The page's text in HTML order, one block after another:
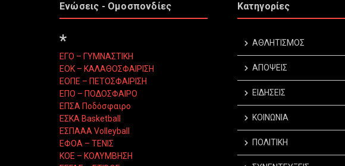
Ενώσεις - Ομοσπονδίες
*
ΕΓΟ – ΓΥΜΝΑΣΤΙΚΗ
ΕΟΚ – ΚΑΛΑΘΟΣΦΑΙΡΙΣΗ
ΕΟΠΕ – ΠΕΤΟΣΦΑΙΡΙΣΗ
ΕΠΟ – ΠΟΔΟΣΦΑΙΡΟ
ΕΠΣΑ Ποδόσφαιρο
ΕΣΚΑ Basketball
ΕΣΠΑΑΑ Volleyball
ΕΦΟΑ – ΤΕΝΙΣ
ΚΟΕ – ΚΟΛΥΜΒΗΣΗ
Κατηγορίες
ΑΘΛΗΤΙΣΜΟΣ
ΑΠΟΨΕΙΣ
ΕΙΔΗΣΕΙΣ
ΚΟΙΝΩΝΙΑ
ΠΟΛΙΤΙΚΗ